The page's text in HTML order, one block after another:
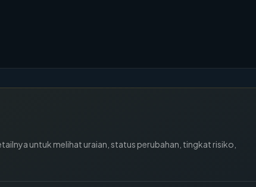
untuk melihat uraian, status perubahan, tingkat risiko,